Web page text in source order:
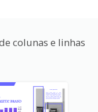
colunas e linhas